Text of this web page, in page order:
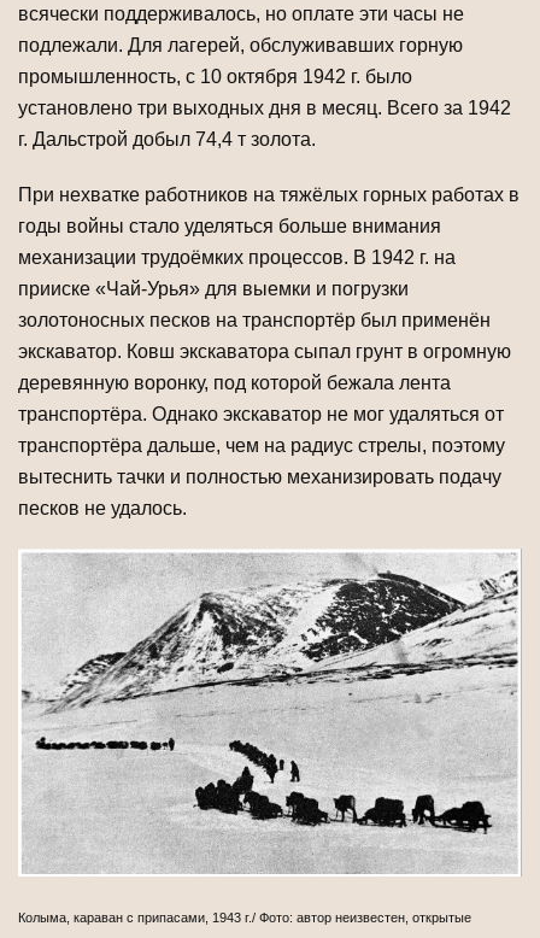
всячески поддерживалось, но оплате эти часы не
подлежали. Для лагерей, обслуживавших горную
промышленность, с 10 октября 1942 г. было
установлено три выходных дня в месяц. Всего за 1942
г. Дальстрой добыл 74,4 т золота.
При нехватке работников на тяжёлых горных работах в
годы войны стало уделяться больше внимания
механизации трудоёмких процессов. В 1942 г. на
прииске «Чай-Урья» для выемки и погрузки
золотоносных песков на транспортёр был применён
экскаватор. Ковш экскаватора сыпал грунт в огромную
деревянную воронку, под которой бежала лента
транспортёра. Однако экскаватор не мог удаляться от
транспортёра дальше, чем на радиус стрелы, поэтому
вытеснить тачки и полностью механизировать подачу
песков не удалось.
Колыма, караван с припасами, 1943 г./ Фото: автор неизвестен, открытые